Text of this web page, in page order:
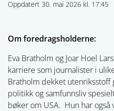
Oppdatert 30. mai 2026 kl. 17:45
Om foredragsholderne:
Eva Bratholm og Joar Hoel
karriere som journalister i
Bratholm dekket utenriksstoff
politikk og samfunnsliv
bøker om USA. Hun har